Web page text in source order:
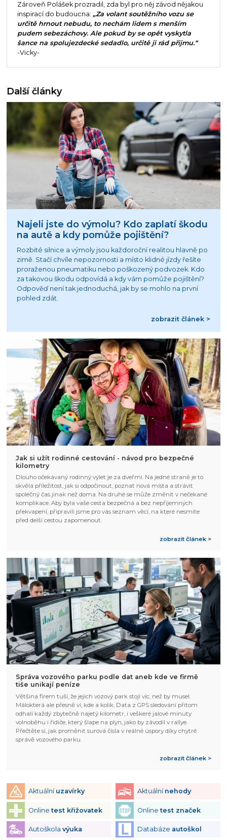
Zároveň Polášek prozradil, zda byl pro něj závod nějakou
inspirací do budoucna: „Za volant soutěžního vozu se
určitě hrnout nebudu, to nechám lidem s menším
pudem sebezáchovy. Ale pokud by se opět vyskytla
šance na spolujezdecké sedadlo, určitě ji rád přijmu.“
-Vicky-
Další články
Najeli jste do výmolu? Kdo zaplatí škodu
na autě a kdy pomůže pojištění?
Rozbité silnice a výmoly jsou každoroční realitou hlavně po
zimě. Stačí chvíle nepozornosti a místo klidné jízdy řešíte
proraženou pneumatiku nebo poškozený podvozek. Kdo
za takovou škodu odpovídá a kdy vám pomůže pojištění?
Odpověď není tak jednoduchá, jak by se mohlo na první
pohled zdát.
zobrazit článek >
Jak si užít rodinné cestování - návod pro bezpečné
kilometry
Dlouho očekávaný rodinný výlet je za dveřmi. Na jedné straně je to
skvělá příležitost, jak si odpočinout, poznat nová místa a strávit
společný čas jinak než doma. Na druhé se může změnit v nečekané
komplikace. Aby byla vaše cesta bezpečná a bez nepříjemných
překvapení, připravili jsme pro vás seznam věcí, na které nesmíte
před delší cestou zapomenout.
zobrazit článek >
Správa vozového parku podle dat aneb kde ve firmě
tiše unikají peníze
Většina firem tuší, že jejich vozový park stojí víc, než by musel.
Málokterá ale přesně ví, kde a kolik. Data z GPS sledování přitom
odhalí každý zbytečně najetý kilometr, i veškeré jalové minuty
volnoběhu i řidiče, který šlape na plyn, jako by závodil v rallye.
Přečtěte si, jak proměnit surová čísla v reálné úspory díky chytré
správě vozového parku.
zobrazit článek >
Aktuální uzavírky Aktuální nehody
Onlinetest křižovatek Onlinetest značek
Autoškola výuka Databáze autoškol